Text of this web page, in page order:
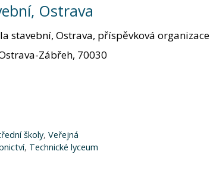
Ostrava
stavební, Ostrava, příspěvková organizace
Zábřeh, 70030
školy, Veřejná
, Technické lyceum